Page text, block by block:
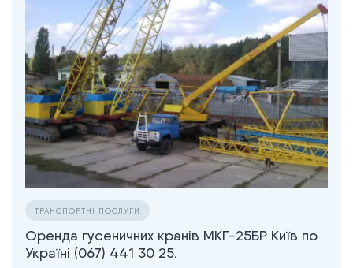
ТРАНСПОРТНІ ПОСЛУГИ
Оренда гусеничних кранів МКГ-25БР Київ по
Україні (067) 441 30 25.